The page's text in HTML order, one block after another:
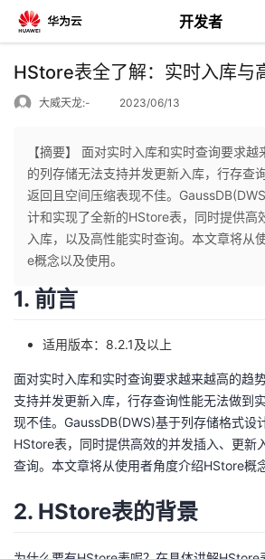
开发者
返
个
人
主
页
我
的
开
发
者
的
我
HStore表全了解：实时入库与
大威天龙:- 2023/06/13
【摘要】 面对实时入库和实时查询要求
的列存储无法支持并发更新入库，行存查
返回且空间压缩表现不佳。
计和实现了全新的HStore表，同时提供高
入库，以及高性能实时查询。本文章将从
e概念以及使用。
1. 前言
适用版本：8.2.1及以上
面对实时入库和实时查询要求越来越高的趋
支持并发更新入库，行存查询性能无法做到
现不佳。GaussDB(DWS)基于列存储格式设
HStore表，同时提供高效的并发插入、更新
查询。本文章将从使用者角度介绍HStore概
2. HStore表的背景